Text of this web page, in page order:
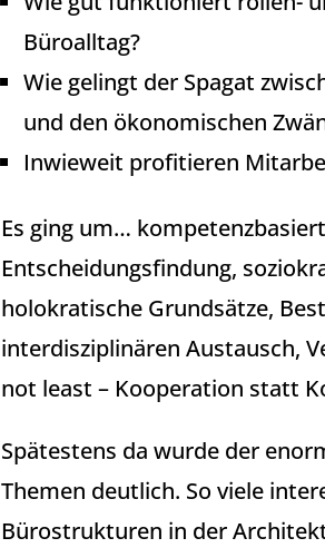
Büroalltag?
Wie gelingt der Spagat
und den ökonomischen
Inwieweit profitieren
Es ging um…
Entscheidungsfindung,
holokratische Grundsätze,
interdisziplinären Austausch,
not least – Kooperation statt
Spätestens da wurde der
Themen deutlich. So viele
Bürostrukturen in der